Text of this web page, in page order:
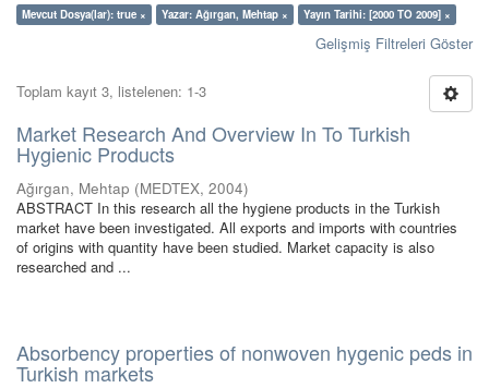
Mevcut Dosya(lar): true × Yazar: Ağırgan, Mehtap × Yayın Tarihi: [2000 TO 2009] ×
Gelişmiş Filtreleri Göster
Toplam kayıt 3, listelenen: 1-3
Market Research And Overview In To Turkish
Hygienic Products
Ağırgan, Mehtap (MEDTEX, 2004)
ABSTRACT In this research all the hygiene products in the Turkish
market have been investigated. All exports and imports with countries
of origins with quantity have been studied. Market capacity is also
researched and ...
Absorbency properties of nonwoven hygenic peds in
Turkish markets